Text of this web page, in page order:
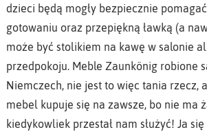
dzieci będą mogły bezpiecznie
gotowaniu oraz przepiękną ławką (a
może być stolikiem na kawę w salonie
przedpokoju. Meble Zaunkönig robione
Niemczech, nie jest to więc tania rzecz,
mebel kupuje się na zawsze, bo nie ma
kiedykowliek przestał nam służyć! Ja